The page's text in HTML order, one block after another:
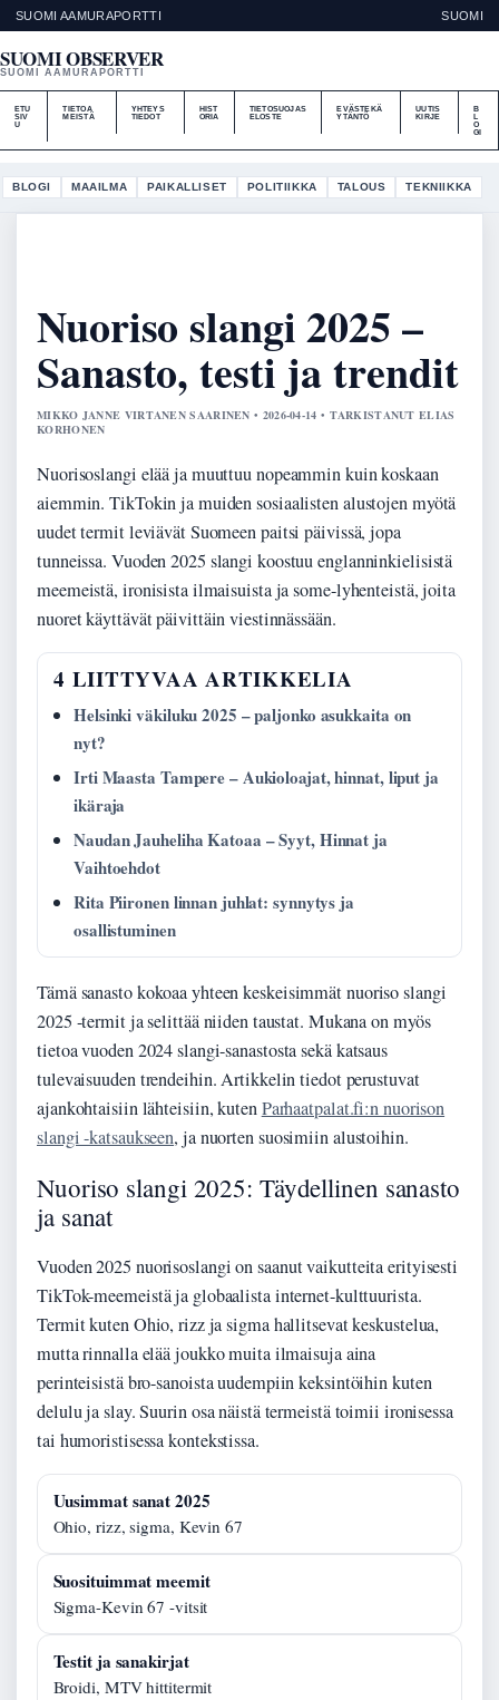
SUOMI AAMURAPORTTI SUOMI
SUOMI OBSERVER
SUOMI AAMURAPORTTI
ETU
SIV
U
TIETOA
MEISTÄ
YHTEYS
TIEDOT
HIST
ORIA
TIETOSUOJAS
ELOSTE
EVÄSTEKÄ
YTÄNTÖ
UUTIS
KIRJE
B
O
GI
BLOGI MAAILMA PAIKALLISET POLITIIKKA TALOUS TEKNIIKKA
Nuoriso slangi 2025 –
Sanasto, testi ja trendit
MIKKO JANNE VIRTANEN SAARINEN • 2026-04-14 • TARKISTANUT ELIAS
KORHONEN
Nuorisoslangi elää ja muuttuu nopeammin kuin koskaan
aiemmin. TikTokin ja muiden sosiaalisten alustojen myötä
uudet termit leviävät Suomeen paitsi päivissä, jopa
tunneissa. Vuoden 2025 slangi koostuu englanninkielisistä
meemeistä, ironisista ilmaisuista ja some-lyhenteistä, joita
nuoret käyttävät päivittäin viestinnässään.
4 LIITTYVAA ARTIKKELIA
Helsinki väkiluku 2025 – paljonko asukkaita on
nyt?
Irti Maasta Tampere – Aukioloajat, hinnat, liput ja
ikäraja
Naudan Jauheliha Katoaa – Syyt, Hinnat ja
Vaihtoehdot
Rita Piironen linnan juhlat: synnytys ja
osallistuminen
Tämä sanasto kokoaa yhteen keskeisimmät nuoriso slangi
2025 -termit ja selittää niiden taustat. Mukana on myös
tietoa vuoden 2024 slangi-sanastosta sekä katsaus
tulevaisuuden trendeihin. Artikkelin tiedot perustuvat
ajankohtaisiin lähteisiin, kutenParhaatpalat.fi:n nuorison
slangi -katsaukseen, ja nuorten suosimiin alustoihin.
Nuoriso slangi 2025: Täydellinen sanasto
ja sanat
Vuoden 2025 nuorisoslangi on saanut vaikutteita erityisesti
TikTok-meemeistä ja globaalista internet-kulttuurista.
Termit kuten Ohio, rizz ja sigma hallitsevat keskustelua,
mutta rinnalla elää joukko muita ilmaisuja aina
perinteisistä bro-sanoista uudempiin keksintöihin kuten
delulu ja slay. Suurin osa näistä termeistä toimii ironisessa
tai humoristisessa kontekstissa.
Uusimmat sanat 2025
Ohio, rizz, sigma, Kevin 67
Suosituimmat meemit
Sigma-Kevin 67 -vitsit
Testit ja sanakirjat
Broidi, MTV hittitermit